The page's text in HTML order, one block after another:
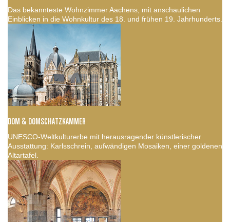
Das bekannteste Wohnzimmer Aachens, mit anschaulichen
Einblicken in die Wohnkultur des 18. und frühen 19. Jahrhunderts.
DOM & DOMSCHATZKAMMER
UNESCO-Weltkulturerbe mit herausragender künstlerischer
Ausstattung: Karlsschrein, aufwändigen Mosaiken, einer goldenen
Altartafel.